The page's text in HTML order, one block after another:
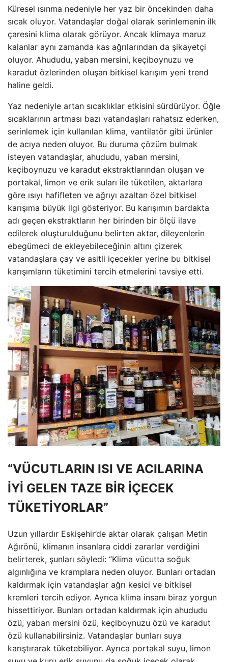
Küresel ısınma nedeniyle her yaz bir öncekinden daha
sıcak oluyor. Vatandaşlar doğal olarak serinlemenin ilk
çaresini klima olarak görüyor. Ancak klimaya maruz
kalanlar aynı zamanda kas ağrılarından da şikayetçi
oluyor. Ahududu, yaban mersini, keçiboynuzu ve
karadut özlerinden oluşan bitkisel karışım yeni trend
haline geldi.
Yaz nedeniyle artan sıcaklıklar etkisini sürdürüyor. Öğle
sıcaklarının artması bazı vatandaşları rahatsız ederken,
serinlemek için kullanılan klima, vantilatör gibi ürünler
de acıya neden oluyor. Bu duruma çözüm bulmak
isteyen vatandaşlar, ahududu, yaban mersini,
keçiboynuzu ve karadut ekstraktlarından oluşan ve
portakal, limon ve erik suları ile tüketilen, aktarlara
göre ısıyı hafifleten ve ağrıyı azaltan özel bitkisel
karışıma büyük ilgi gösteriyor. Bu karışımın bardakta
adı geçen ekstraktların her birinden bir ölçü ilave
edilerek oluşturulduğunu belirten aktar, dileyenlerin
ebegümeci de ekleyebileceğinin altını çizerek
vatandaşlara çay ve asitli içecekler yerine bu bitkisel
karışımların tüketimini tercih etmelerini tavsiye etti.
“VÜCUTLARIN ISI VE ACILARINA
İYİ GELEN TAZE BİR İÇECEK
TÜKETİYORLAR”
Uzun yıllardır Eskişehir’de aktar olarak çalışan Metin
Ağırönü, klimanın insanlara ciddi zararlar verdiğini
belirterek, şunları söyledi: “Klima vücutta soğuk
algınlığına ve kramplara neden oluyor. Bunları ortadan
kaldırmak için vatandaşlar ağrı kesici ve bitkisel
kremleri tercih ediyor. Ayrıca klima insanı biraz yorgun
hissettiriyor. Bunları ortadan kaldırmak için ahududu
özü, yaban mersini özü, keçiboynuzu özü ve karadut
özü kullanabilirsiniz. Vatandaşlar bunları suya
karıştırarak tüketebiliyor. Ayrıca portakal suyu, limon